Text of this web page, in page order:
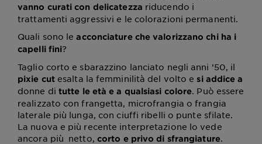
vanno curati con delicatezza riducendo i
trattamenti aggressivi e le colorazioni permanenti.
Quali sono leacconciature che valorizzano chi ha i
capelli fini?
Taglio corto e sbarazzino lanciato negli anni ’50, il
pixie cutesalta la femminilità del volto esi addice a
donne di tutte le età e a qualsiasi colore. Può essere
realizzato con frangetta, microfrangia o frangia
laterale più lunga, con ciuffi ribelli o punte sfilate.
La nuova e più recente interpretazione lo vede
ancora più netto, corto e privo di sfrangiature.